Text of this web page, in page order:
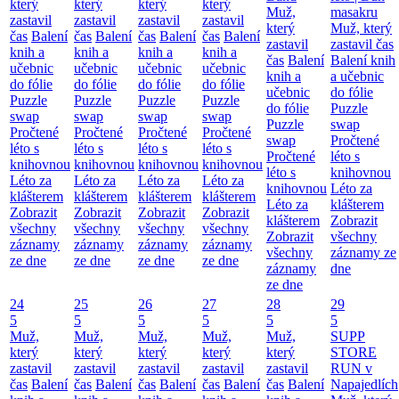
který
zastavil
čas Balení
knih a
učebnic
do fólie
Puzzle
swap
Pročtené
léto s
knihovnou
Léto za
klášterem
Zobrazit
všechny
záznamy
ze dne
který
zastavil
čas Balení
knih a
učebnic
do fólie
Puzzle
swap
Pročtené
léto s
knihovnou
Léto za
klášterem
Zobrazit
všechny
záznamy
ze dne
který
zastavil
čas Balení
knih a
učebnic
do fólie
Puzzle
swap
Pročtené
léto s
knihovnou
Léto za
klášterem
Zobrazit
všechny
záznamy
ze dne
který
zastavil
čas Balení
knih a
učebnic
do fólie
Puzzle
swap
Pročtené
léto s
knihovnou
Léto za
klášterem
Zobrazit
všechny
záznamy
ze dne
Muž,
který
zastavil
čas Balení
knih a
učebnic
do fólie
Puzzle
swap
Pročtené
léto s
knihovnou
Léto za
klášterem
Zobrazit
všechny
záznamy
ze dne
masakru
Muž, který
zastavil čas
Balení knih
a učebnic
do fólie
Puzzle
swap
Pročtené
léto s
knihovnou
Léto za
klášterem
Zobrazit
všechny
záznamy ze
dne
24
5
Muž,
který
zastavil
čas Balení
25
5
Muž,
který
zastavil
čas Balení
26
5
Muž,
který
zastavil
čas Balení
27
5
Muž,
který
zastavil
čas Balení
28
5
Muž,
který
zastavil
čas Balení
29
5
SUPP
STORE
RUN v
Napajedlích